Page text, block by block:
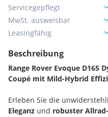
Servicegepflegt
MwSt. ausweisbar
Leasingfähig
Beschreibung
Range Rover Evoque D165
Coupé mit Mild-Hybrid
Erleben Sie die
Eleganz und robuster